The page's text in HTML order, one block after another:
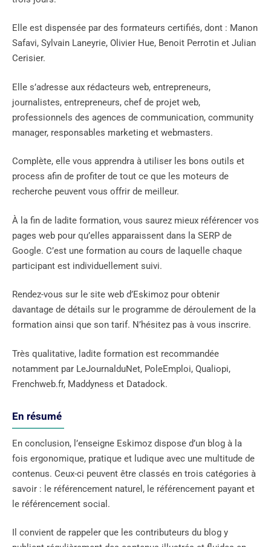
Elle est dispensée par des formateurs certifiés, dont : Manon
Safavi, Sylvain Laneyrie, Olivier Hue, Benoit Perrotin et Julian
Cerisier.
Elle s’adresse aux rédacteurs web, entrepreneurs,
journalistes, entrepreneurs, chef de projet web,
professionnels des agences de communication, community
manager, responsables marketing et webmasters.
Complète, elle vous apprendra à utiliser les bons outils et
process afin de profiter de tout ce que les moteurs de
recherche peuvent vous offrir de meilleur.
À la fin de ladite formation, vous saurez mieux référencer vos
pages web pour qu’elles apparaissent dans la SERP de
Google. C’est une formation au cours de laquelle chaque
participant est individuellement suivi.
Rendez-vous sur le site web d’Eskimoz pour obtenir
davantage de détails sur le programme de déroulement de la
formation ainsi que son tarif. N’hésitez pas à vous inscrire.
Très qualitative, ladite formation est recommandée
notamment par LeJournalduNet, PoleEmploi, Qualiopi,
Frenchweb.fr, Maddyness et Datadock.
En résumé
En conclusion, l’enseigne Eskimoz dispose d’un blog à la
fois ergonomique, pratique et ludique avec une multitude de
contenus. Ceux-ci peuvent être classés en trois catégories à
savoir : le référencement naturel, le référencement payant et
le référencement social.
Il convient de rappeler que les contributeurs du blog y